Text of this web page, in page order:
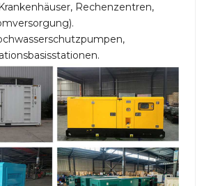
Krankenhäuser, Rechenzentren,